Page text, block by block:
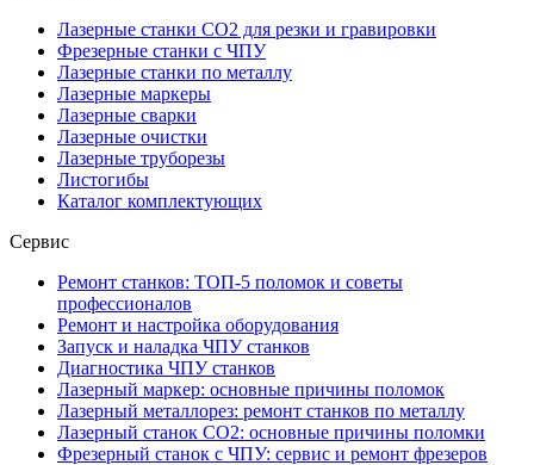
Лазерные станки CO2 для резки и гравировки
Фрезерные станки с ЧПУ
Лазерные станки по металлу
Лазерные маркеры
Лазерные сварки
Лазерные очистки
Лазерные труборезы
Листогибы
Каталог комплектующих
Сервис
Ремонт станков: ТОП-5 поломок и советы
профессионалов
Ремонт и настройка оборудования
Запуск и наладка ЧПУ станков
Диагностика ЧПУ станков
Лазерный маркер: основные причины поломок
Лазерный металлорез: ремонт станков по металлу
Лазерный станок СО2: основные причины поломки
Фрезерный станок с ЧПУ: сервис и ремонт фрезеров